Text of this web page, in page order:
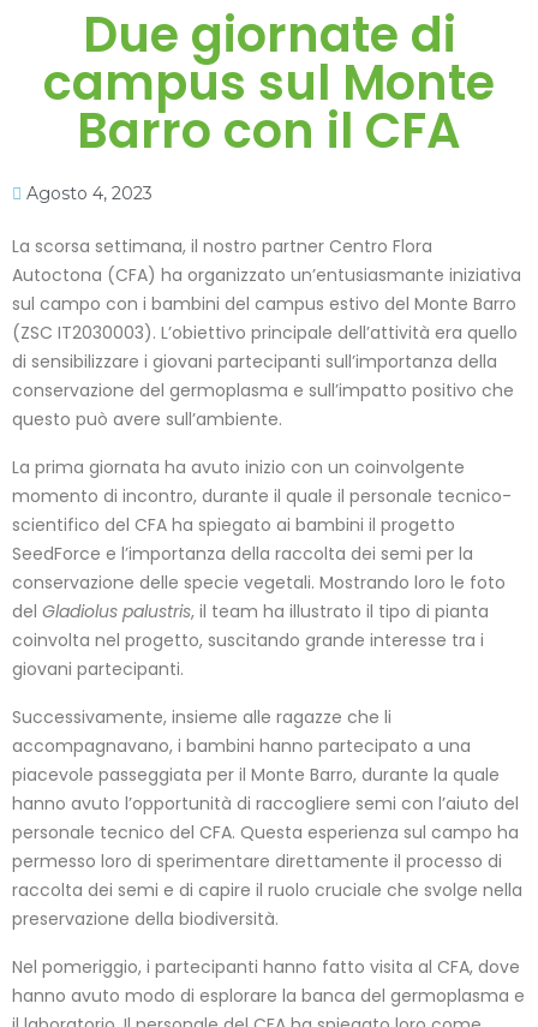
Due giornate di
campus sul Monte
Barro con il CFA
Agosto 4, 2023
La scorsa settimana, il nostro partner Centro Flora
Autoctona (CFA) ha organizzato un’entusiasmante iniziativa
sul campo con i bambini del campus estivo del Monte Barro
(ZSC IT2030003). L’obiettivo principale dell’attività era quello
di sensibilizzare i giovani partecipanti sull’importanza della
conservazione del germoplasma e sull’impatto positivo che
questo può avere sull’ambiente.
La prima giornata ha avuto inizio con un coinvolgente
momento di incontro, durante il quale il personale tecnico-
scientifico del CFA ha spiegato ai bambini il progetto
SeedForce e l’importanza della raccolta dei semi per la
conservazione delle specie vegetali. Mostrando loro le foto
del Gladiolus palustris, il team ha illustrato il tipo di pianta
coinvolta nel progetto, suscitando grande interesse tra i
giovani partecipanti.
Successivamente, insieme alle ragazze che li
accompagnavano, i bambini hanno partecipato a una
piacevole passeggiata per il Monte Barro, durante la quale
hanno avuto l’opportunità di raccogliere semi con l’aiuto del
personale tecnico del CFA. Questa esperienza sul campo ha
permesso loro di sperimentare direttamente il processo di
raccolta dei semi e di capire il ruolo cruciale che svolge nella
preservazione della biodiversità.
Nel pomeriggio, i partecipanti hanno fatto visita al CFA, dove
hanno avuto modo di esplorare la banca del germoplasma e